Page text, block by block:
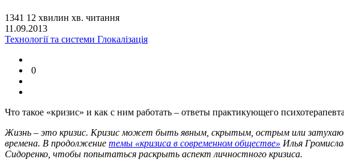
1341 12 хвилин хв. читання
11.09.2013
Технології та системи Глокалізація
0
Что такое «кризис» и как с ним работать – ответы практикующего
Жизнь – это кризис. Кризис может быть явным, скрытым, острым или
времена. В продолжение темы «кризиса в современном обществе» Илья
Сидоренко, чтобы попытаться раскрыть аспект личностного кризиса.